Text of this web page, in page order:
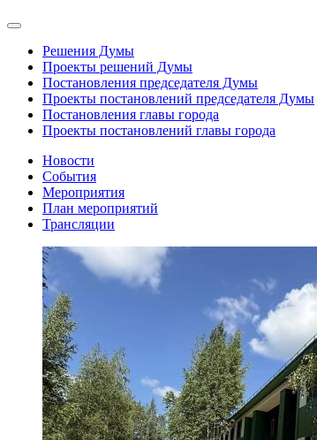
Решения Думы
Проекты решений Думы
Постановления председателя Думы
Проекты постановлений председателя Думы
Постановления главы города
Проекты постановлений главы города
Новости
События
Мероприятия
План мероприятий
Трансляции